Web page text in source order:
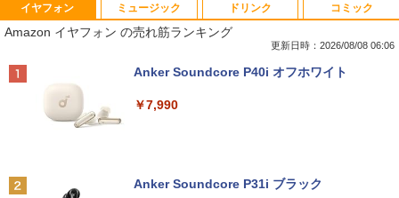
1
妹は知っている（8） 【電子限定特典つ
き】 【電子書籍】[ 雁木万里 ]
￥792
ィーメンバーと世界に復讐＆『ざま
イヤフォン
Amazon イヤフォン の売れ筋ランキング
更新日時：2026/08/08 06:06
Anker Soundcore P40i オフホワイト
￥7,990
Anker Soundcore P31i ブラック
ミュージック ドリンク コミック